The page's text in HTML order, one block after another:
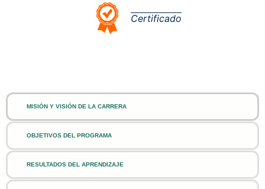
Certificado
MISIÓN Y VISIÓN DE LA CARRERA
OBJETIVOS DEL PROGRAMA
RESULTADOS DEL APRENDIZAJE